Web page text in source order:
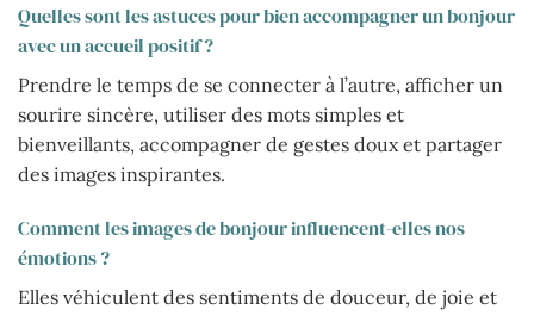
Quelles sont les astuces pour bien accompagner un bonjour
avec un accueil positif ?
Prendre le temps de se connecter à l’autre, afficher un
sourire sincère, utiliser des mots simples et
bienveillants, accompagner de gestes doux et partager
des images inspirantes.
Comment les images de bonjour influencent-elles nos
émotions ?
Elles véhiculent des sentiments de douceur, de joie et